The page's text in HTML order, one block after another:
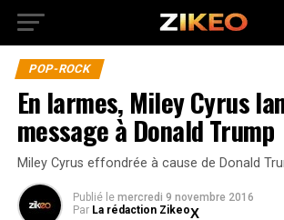
POP-ROCK
En larmes, Miley Cyrus
message à Donald Trump
Miley Cyrus effondrée à cause de Donald
Publié le mercredi 9 novembre 2016
Par La rédaction Zikeo